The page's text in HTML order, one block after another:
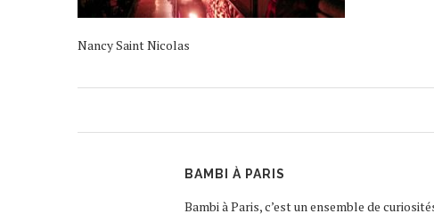
Nancy Saint Nicolas
BAMBI À PARIS
Bambi à Paris, c’est un ensemble de